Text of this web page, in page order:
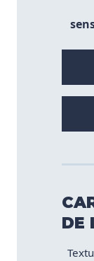
DE